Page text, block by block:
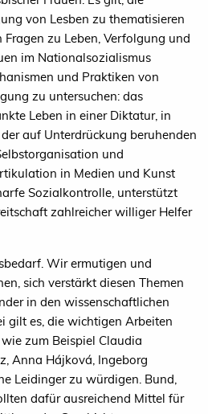
von Lesben zu thematisieren
zu Leben, Verfolgung und
im Nationalsozialismus
und Praktiken von
zu untersuchen: das
Leben in einer Diktatur, in
auf Unterdrückung beruhenden
und
in Medien und Kunst
Sozialkontrolle, unterstützt
zahlreicher williger Helfer
Wir ermutigen und
sich verstärkt diesen Themen
in den wissenschaftlichen
gilt es, die wichtigen Arbeiten
zum Beispiel Claudia
Anna Hájková, Ingeborg
Leidinger zu würdigen. Bund,
dafür ausreichend Mittel für